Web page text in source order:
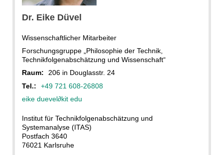
Dr. Eike Düvel
Wissenschaftlicher Mitarbeiter
Forschungsgruppe „Philosophie der Technik,
Technikfolgenabschätzung und Wissenschaft“
Raum:
206 in Douglasstr. 24
Tel.:
+49 721 608-26808
eike duevel∂kit edu
Institut für Technikfolgenabschätzung und
Systemanalyse (ITAS)
Postfach 3640
76021 Karlsruhe